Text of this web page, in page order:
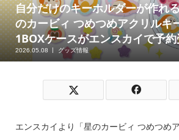
自分だけのキーホルダーが作れ
のカービィ つめつめアクリルキ
1BOXケースがエンスカイで予
2026.05.08 グッズ情報
エンスカイより「星のカービィ つめつめ